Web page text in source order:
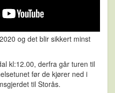
og det blir sikkert minst
kl:12.00, derfra går turen til
før de kjører ned i
til Storås.